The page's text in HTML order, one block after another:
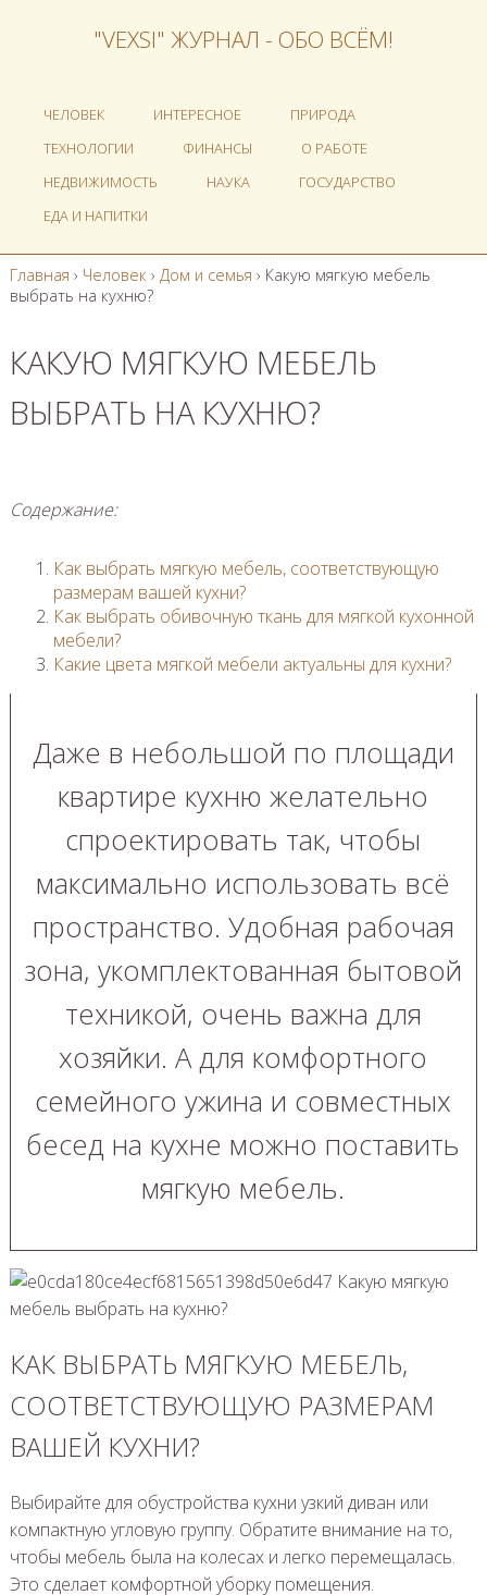
"VEXSI" ЖУРНАЛ - ОБО ВСЁМ!
ЧЕЛОВЕК ИНТЕРЕСНОЕ
ПРИРОДА
ТЕХНОЛОГИИ
ФИНАНСЫ
О РАБОТЕ
НЕДВИЖИМОСТЬ
НАУКА
ГОСУДАРСТВО
ЕДА И НАПИТКИ
Главная › Человек › Дом и семья › Какую мягкую мебель
выбрать на кухню?
КАКУЮ МЯГКУЮ МЕБЕЛЬ
ВЫБРАТЬ НА КУХНЮ?
Содержание:
Как выбрать мягкую мебель, соответствующую
размерам вашей кухни?
Как выбрать обивочную ткань для мягкой кухонной
мебели?
Какие цвета мягкой мебели актуальны для кухни?
Даже в небольшой по площади
квартире кухню желательно
спроектировать так, чтобы
максимально использовать всё
пространство. Удобная рабочая
зона, укомплектованная бытовой
техникой, очень важна для
хозяйки. А для комфортного
семейного ужина и совместных
бесед на кухне можно поставить
мягкую мебель.
КАК ВЫБРАТЬ МЯГКУЮ МЕБЕЛЬ,
СООТВЕТСТВУЮЩУЮ РАЗМЕРАМ
ВАШЕЙ КУХНИ?
Выбирайте для обустройства кухни узкий диван или
компактную угловую группу. Обратите внимание на то,
чтобы мебель была на колесах и легко перемещалась.
Это сделает комфортной уборку помещения.